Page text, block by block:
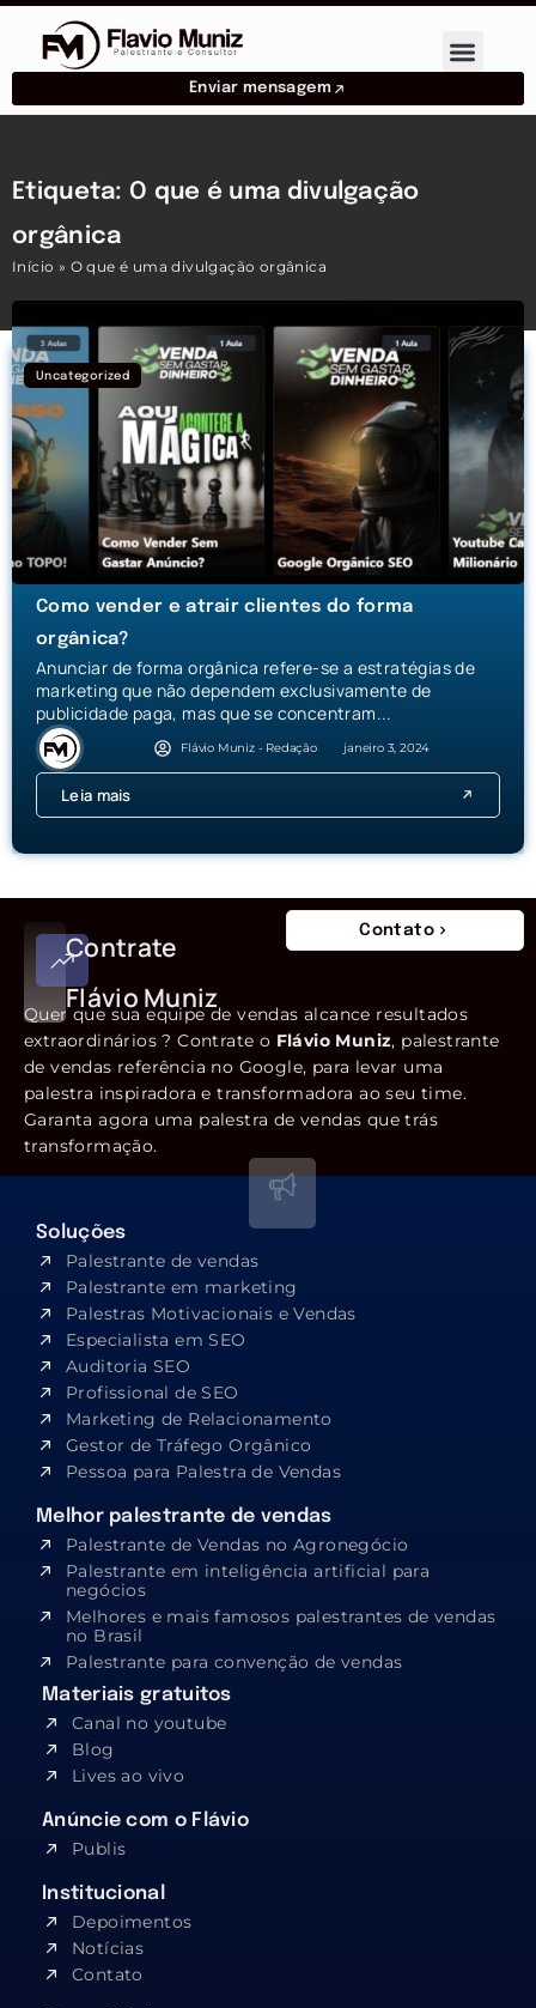
Enviar mensagem
Etiqueta: O que é uma divulgação
orgânica
Início » O que é uma divulgação orgânica
Uncategorized
Como vender e atrair clientes do forma
orgânica?
Anunciar de forma orgânica refere-se a estratégias de
marketing que não dependem exclusivamente de
publicidade paga, mas que se concentram...
Flávio Muniz - Redação janeiro 3, 2024
Leia mais
Contrate
Flávio Muniz
Contato
Quer que sua equipe de vendas alcance resultados
extraordinários ? Contrate o Flávio Muniz, palestrante
de vendas referência no Google, para levar uma
palestra inspiradora e transformadora ao seu time.
Garanta agora uma palestra de vendas que trás
transformação.
Soluções
Palestrante de vendas
Palestrante em marketing
Palestras Motivacionais e Vendas
Especialista em SEO​
Auditoria SEO
Profissional de SEO
Marketing de Relacionamento
Gestor de Tráfego Orgânico
Pessoa para Palestra de Vendas
Melhor palestrante de vendas
Palestrante de Vendas no Agronegócio
Palestrante em inteligência artificial para
negócios
Melhores e mais famosos palestrantes de vendas
no Brasil
Palestrante para convenção de vendas
Materiais gratuitos
Canal no youtube
Blog
Lives ao vivo
Anúncie com o Flávio
Publis
Institucional
Depoimentos
Notícias
Contato